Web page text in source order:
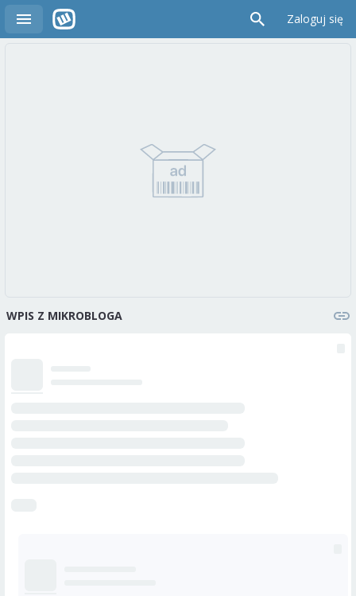
Zaloguj się
WPIS Z MIKROBLOGA